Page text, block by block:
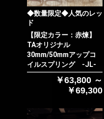
お買い物を続ける
◆数量限定◆人気のレッ
ド
【限定カラー：赤煉】
TAオリジナル
30mm/50mmアップコ
イルスプリング -JL-
￥63,800 ～
￥69,300